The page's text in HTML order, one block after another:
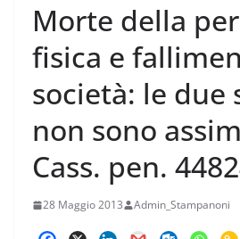
Morte della
fisica e
società: le due
non sono
Cass. pen.
28 Maggio 2013 Admin_Stampanoni